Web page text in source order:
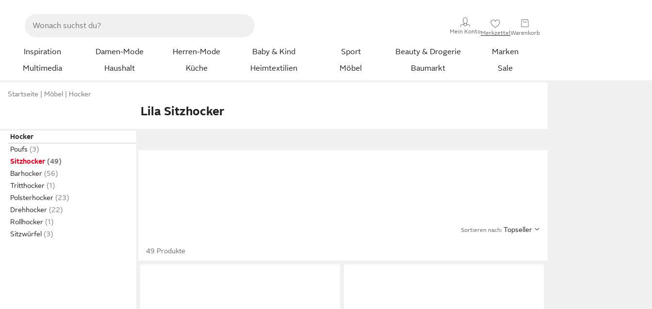
Mein KontoMerkzettelWarenkorb
Inspiration Damen-Mode Herren-Mode Baby & Kind Sport Beauty & Drogerie
Marken
Multimedia
Haushalt Küche Heimtextilien Möbel Baumarkt Sale
Startseite Möbel Hocker
Lila Sitzhocker
Hocker
Poufs
Sitzhocker
Barhocker
Tritthocker
Polsterhocker
Drehhocker
Rollhocker
Sitzwürfel
Sortieren nach: Topseller
49 Produkte